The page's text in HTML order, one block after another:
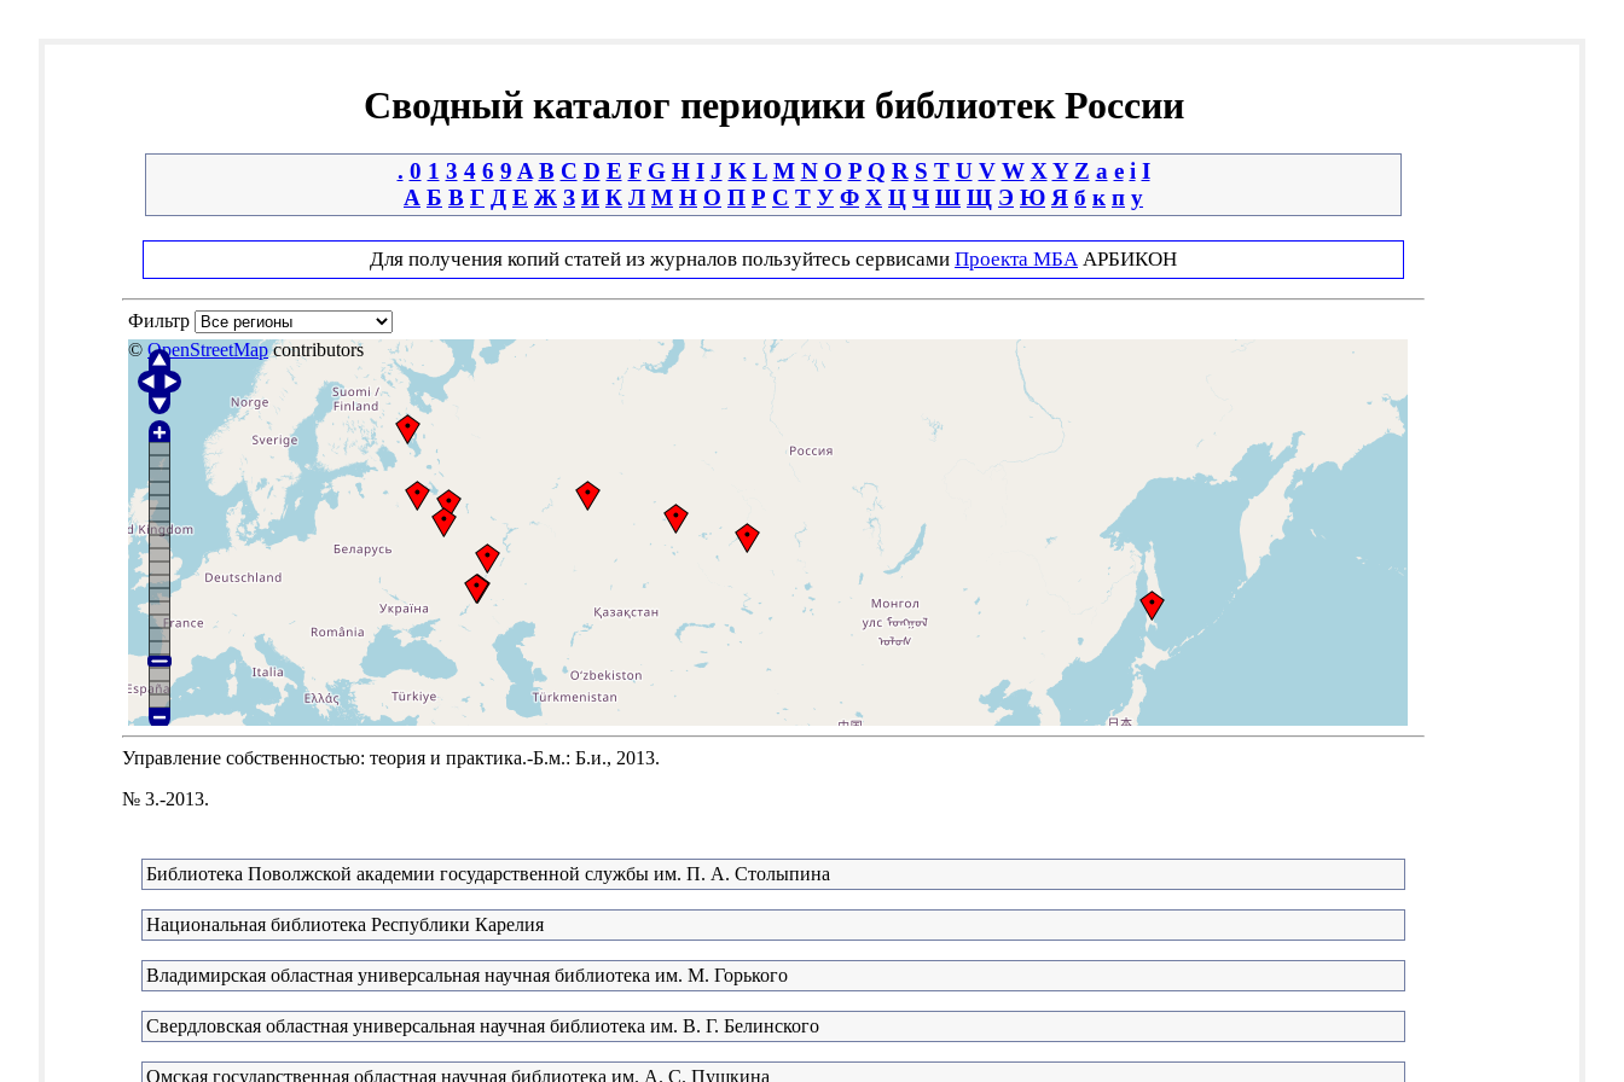
Сводный каталог периодики библиотек России
. 0 1 3 4 6 9 A B C D E F G H I J K L M N O P Q R S T U V W X Y Z a e i І
А Б В Г Д Е Ж З И К Л М Н О П Р С Т У Ф Х Ц Ч Ш Щ Э Ю Я б к п у
Для получения копий статей из журналов пользуйтесь сервисами Проекта МБА АРБИКОН
Фильтр
© OpenStreetMapcontributors
Управление собственностью: теория и практика.-Б.м.: Б.и., 2013.
№ 3.-2013.
Библиотека Поволжской академии государственной службы им. П. А. Столыпина
Национальная библиотека Республики Карелия
Владимирская областная универсальная научная библиотека им. М. Горького
Свердловская областная универсальная научная библиотека им. В. Г. Белинского
Омская государственная областная научная библиотека им. А. С. Пушкина